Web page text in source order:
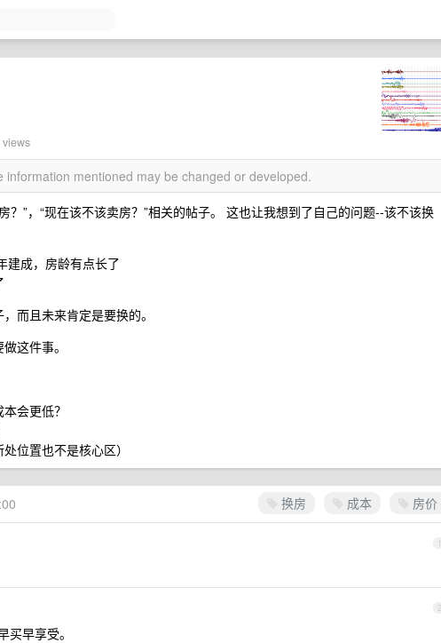
views
mentioned may be changed or developed.
？”，“现在该不该卖房？”相关的帖子。 这也让我想到了自己的问题--该不该换
建成，房龄有点长了
而且未来肯定是要换的。
这件事。
会更低？
位置也不是核心区）
换房 成本 房价
1
2
早享受。